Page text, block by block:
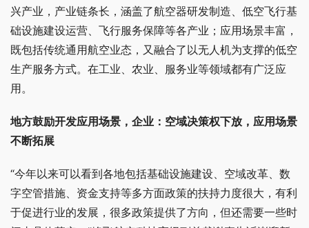
兴产业，产业链条长，涵盖了航空器研发制造、低空飞行基
础设施建设运营、飞行服务保障等各产业；应用场景丰富，
既包括传统通用航空业态，又融合了以无人机为支撑的低空
生产服务方式。在工业、农业、服务业等领域都有广泛应
用。
地方鼓励开发应用场景，企业：空域决策权下放，应用场景
不断拓展
“今年以来可以看到各地包括基础设施建设、空域改革、数
字空管措施、资金支持等多方面政策的扶持力度很大，有利
于促进行业的发展，很多政策提供了方向，但还需要一些时